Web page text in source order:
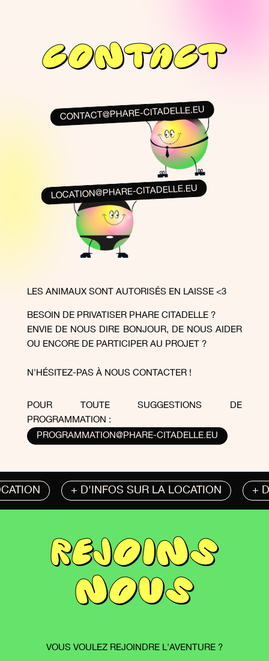
CONTACT
CONTACT@PHARE-CITADELLE.EU
LOCATION@PHARE-CITADELLE.EU
LES ANIMAUX SONT AUTORISÉS EN LAISSE <3
BESOIN DE PRIVATISER PHARE CITADELLE ?
ENVIE DE NOUS DIRE BONJOUR, DE NOUS AIDER
OU ENCORE DE PARTICIPER AU PROJET ?
N'HÉSITEZ-PAS À NOUS CONTACTER !
POUR TOUTE SUGGESTIONS DE
PROGRAMMATION :
PROGRAMMATION@PHARE-CITADELLE.EU
+ D'INFOS SUR LA LOCATION +
REJOINS
NOUS
VOUS VOULEZ REJOINDRE L'AVENTURE ?